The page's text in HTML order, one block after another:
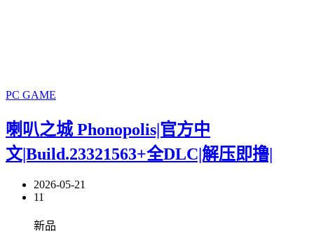
PC GAME
喇叭之城 Phonopolis|官方中
文|Build.23321563+全DLC|解压即撸|
2026-05-21
11
新品